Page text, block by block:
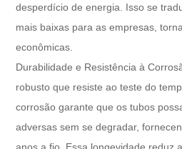
desperdício de energia. Isso se
mais baixas para as empresas,
econômicas.
Durabilidade e Resistência à
robusto que resiste ao teste do
corrosão garante que os tubos
adversas sem se degradar,
anos a fio. Essa longevidade reduz